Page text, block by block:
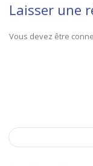
Laisser une
Vous devez être